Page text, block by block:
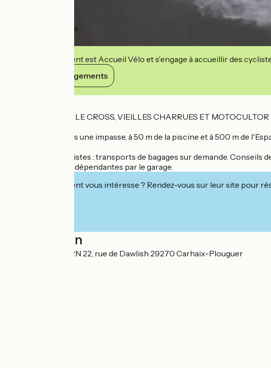
Cet établissement est Accueil Vélo et s'engage à accueillir des
Voir ses engagements
COMPLET POUR LE CROSS, VIEILLES CHARRUES ET
Maison située dans une impasse, à 50 m de la piscine et à 500 m de
Accueil cyclotouristes : transports de bagages sur demande. Conseils
Entrée et sortie indépendantes par le garage.
Cet établissement vous intéresse ? Rendez-vous sur leur site pour
Localisation
Edith COULOUARN 22, rue de Dawlish 29270 Carhaix-Plouguer